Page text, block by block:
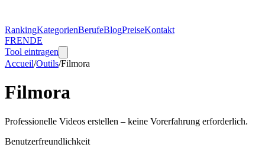
RankingKategorienBerufeBlogPreiseKontakt
FRENDE
Tool eintragen
Accueil/Outils/Filmora
Filmora
Professionelle Videos erstellen – keine Vorerfahrung erforderlich.
Benutzerfreundlichkeit